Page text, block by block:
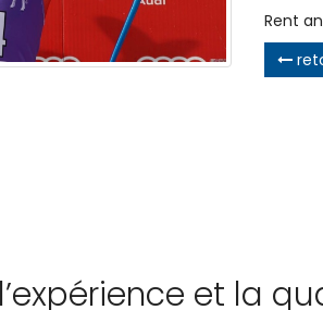
Rent
l’expérience et la